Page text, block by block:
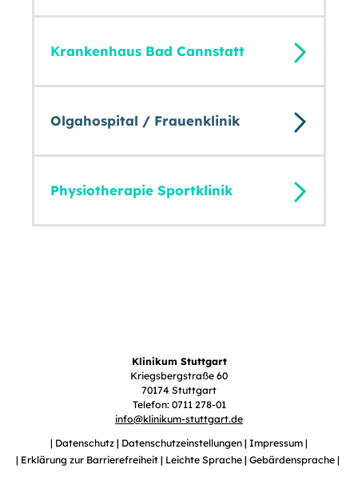
Krankenhaus Bad Cannstatt
Olgahospital / Frauenklinik
Physiotherapie Sportklinik
Klinikum Stuttgart
Kriegsbergstraße 60
70174 Stuttgart
Telefon: 0711 278-01
info@klinikum-stuttgart.de
Datenschutz
Datenschutzeinstellungen Impressum
Erklärung zur Barrierefreiheit
Leichte Sprache Gebärdensprache